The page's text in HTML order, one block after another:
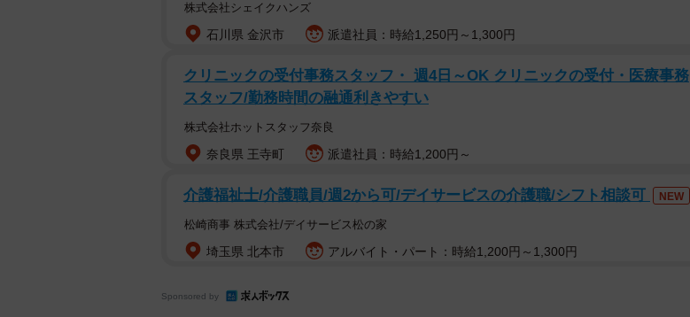
株式会社シェイクハンズ
石川県 金沢市 派遣社員：時給1,250円～1,300円
クリニックの受付事務スタッフ・ 週4日～OK クリニックの受付・医療事務
スタッフ/勤務時間の融通利きやすい
株式会社ホットスタッフ奈良
奈良県 王寺町 派遣社員：時給1,200円～
介護福祉士/介護職員/週2から可/デイサービスの介護職/シフト相談可 NEW
松崎商事 株式会社/デイサービス松の家
埼玉県 北本市 アルバイト・パート：時給1,200円～1,300円
Sponsored by